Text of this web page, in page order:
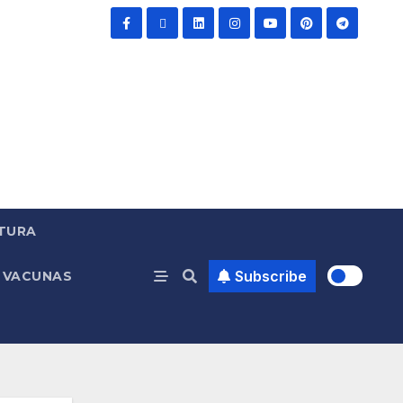
VACUNAS Subscribe